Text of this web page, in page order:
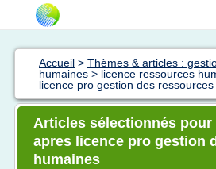
Accueil > Thèmes & articles :
humaines > licence ressources
licence pro gestion des
Articles sélectionnés pour
apres licence pro gestion
humaines